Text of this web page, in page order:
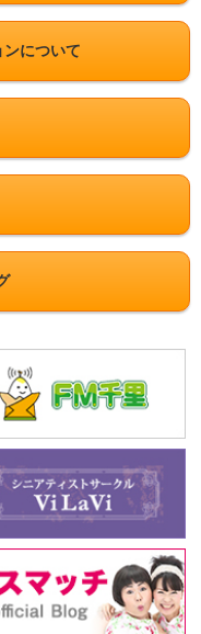
について